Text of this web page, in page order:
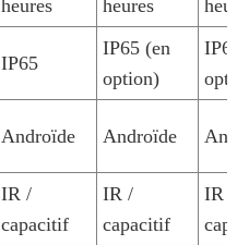
heures
heures
IP65
IP65 (en
option)
Androïde Androïde
IR /
capacitif
IR /
capacitif
IR /